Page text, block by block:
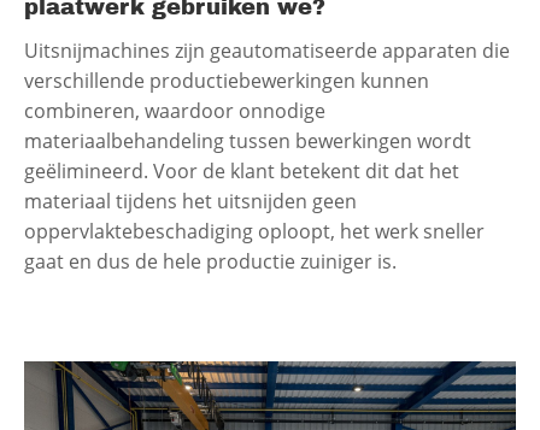
plaatwerk gebruiken we?
Uitsnijmachines zijn geautomatiseerde apparaten die
verschillende productiebewerkingen kunnen
combineren, waardoor onnodige
materiaalbehandeling tussen bewerkingen wordt
geëlimineerd. Voor de klant betekent dit dat het
materiaal tijdens het uitsnijden geen
oppervlaktebeschadiging oploopt, het werk sneller
gaat en dus de hele productie zuiniger is.